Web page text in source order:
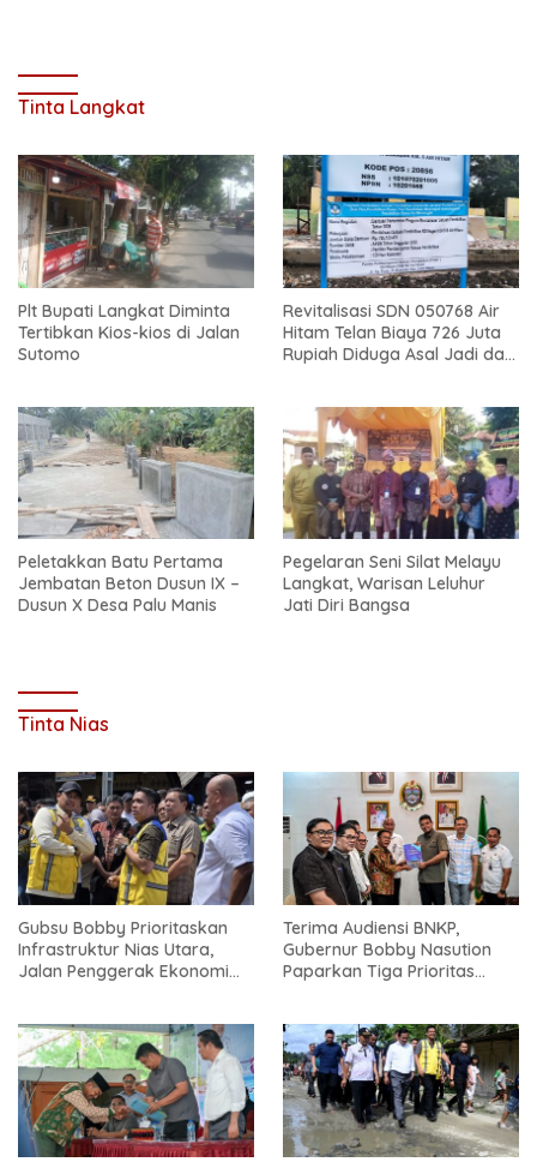
Tinta Langkat
Plt Bupati Langkat Diminta
Tertibkan Kios-kios di Jalan
Sutomo
Revitalisasi SDN 050768 Air
Hitam Telan Biaya 726 Juta
Rupiah Diduga Asal Jadi dan
Peletakkan Batu Pertama
Jembatan Beton Dusun IX –
Dusun X Desa Palu Manis
Pegelaran Seni Silat Melayu
Langkat, Warisan Leluhur
Jati Diri Bangsa
Tinta Nias
Gubsu Bobby Prioritaskan
Infrastruktur Nias Utara,
Jalan Penggerak Ekonomi
Terima Audiensi BNKP,
Gubernur Bobby Nasution
Paparkan Tiga Prioritas